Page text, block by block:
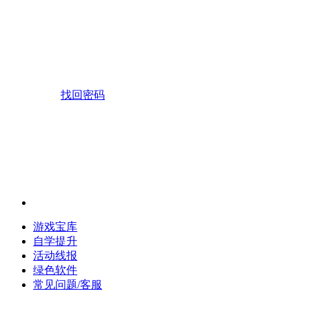
找回密码
游戏宝库
自学提升
活动线报
绿色软件
常见问题/客服